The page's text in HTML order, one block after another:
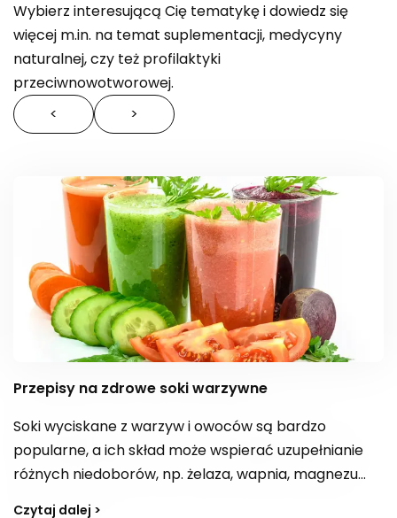
Wybierz interesującą Cię tematykę i dowiedz się
więcej m.in. na temat suplementacji, medycyny
naturalnej, czy też profilaktyki
przeciwnowotworowej.
<
>
Przepisy na zdrowe soki warzywne
Soki wyciskane z warzyw i owoców są bardzo
popularne, a ich skład może wspierać uzupełnianie
różnych niedoborów, np. żelaza, wapnia, magnezu
Czytaj dalej >